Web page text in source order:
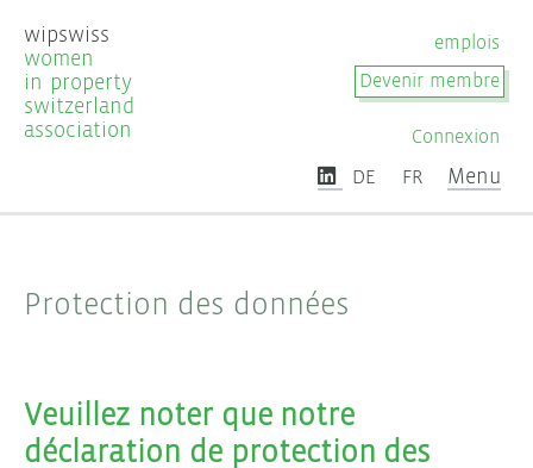
wipswiss
women
in property
switzerland
association
emplois
Devenir membre
Connexion
DE FR Menu
Protection des données
Veuillez noter que notre
déclaration de protection des